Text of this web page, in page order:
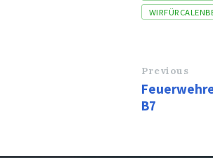
Previous
B7